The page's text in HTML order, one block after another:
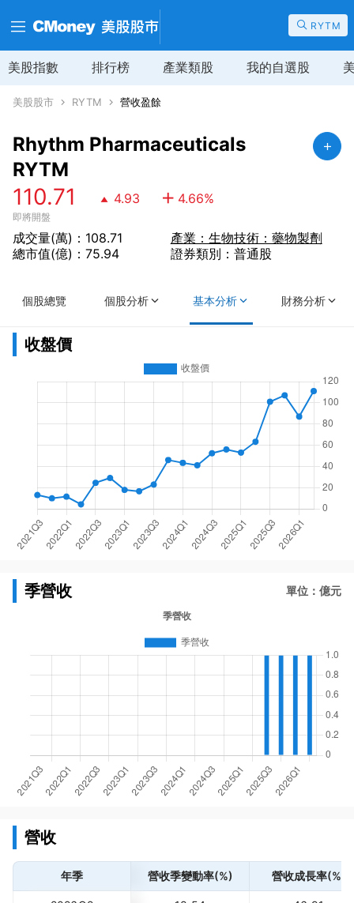
RYTM
美股指數 排行榜 產業類股 我的自選股
美股股市 RYTM 營收盈餘
Rhythm Pharmaceuticals
RYTM
110.71 4.93 4.66%
即將開盤
成交量(萬)：108.71
總市值(億)：75.94
產業：生物技術：藥物製劑
證券類別：普通股
個股總覽 個股分析 基本分析 財務分析
收盤價
季營收 單位：億元
營收
年季 營收季變動率(%) 營收成長率(%)